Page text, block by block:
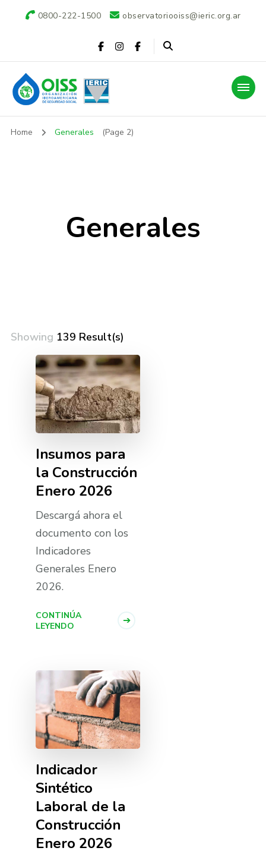
0800-222-1500 observatoriooiss@ieric.org.ar
Observatorio OISS-
IERIC
Home Generales (Page 2)
Generales
Showing 139 Result(s)
Insumos para
la Construcción
Enero 2026
Descargá ahora el
documento con los
Indicadores
Generales Enero
2026.
CONTINÚA
LEYENDO
Indicador
Sintético
Laboral de la
Construcción
Enero 2026